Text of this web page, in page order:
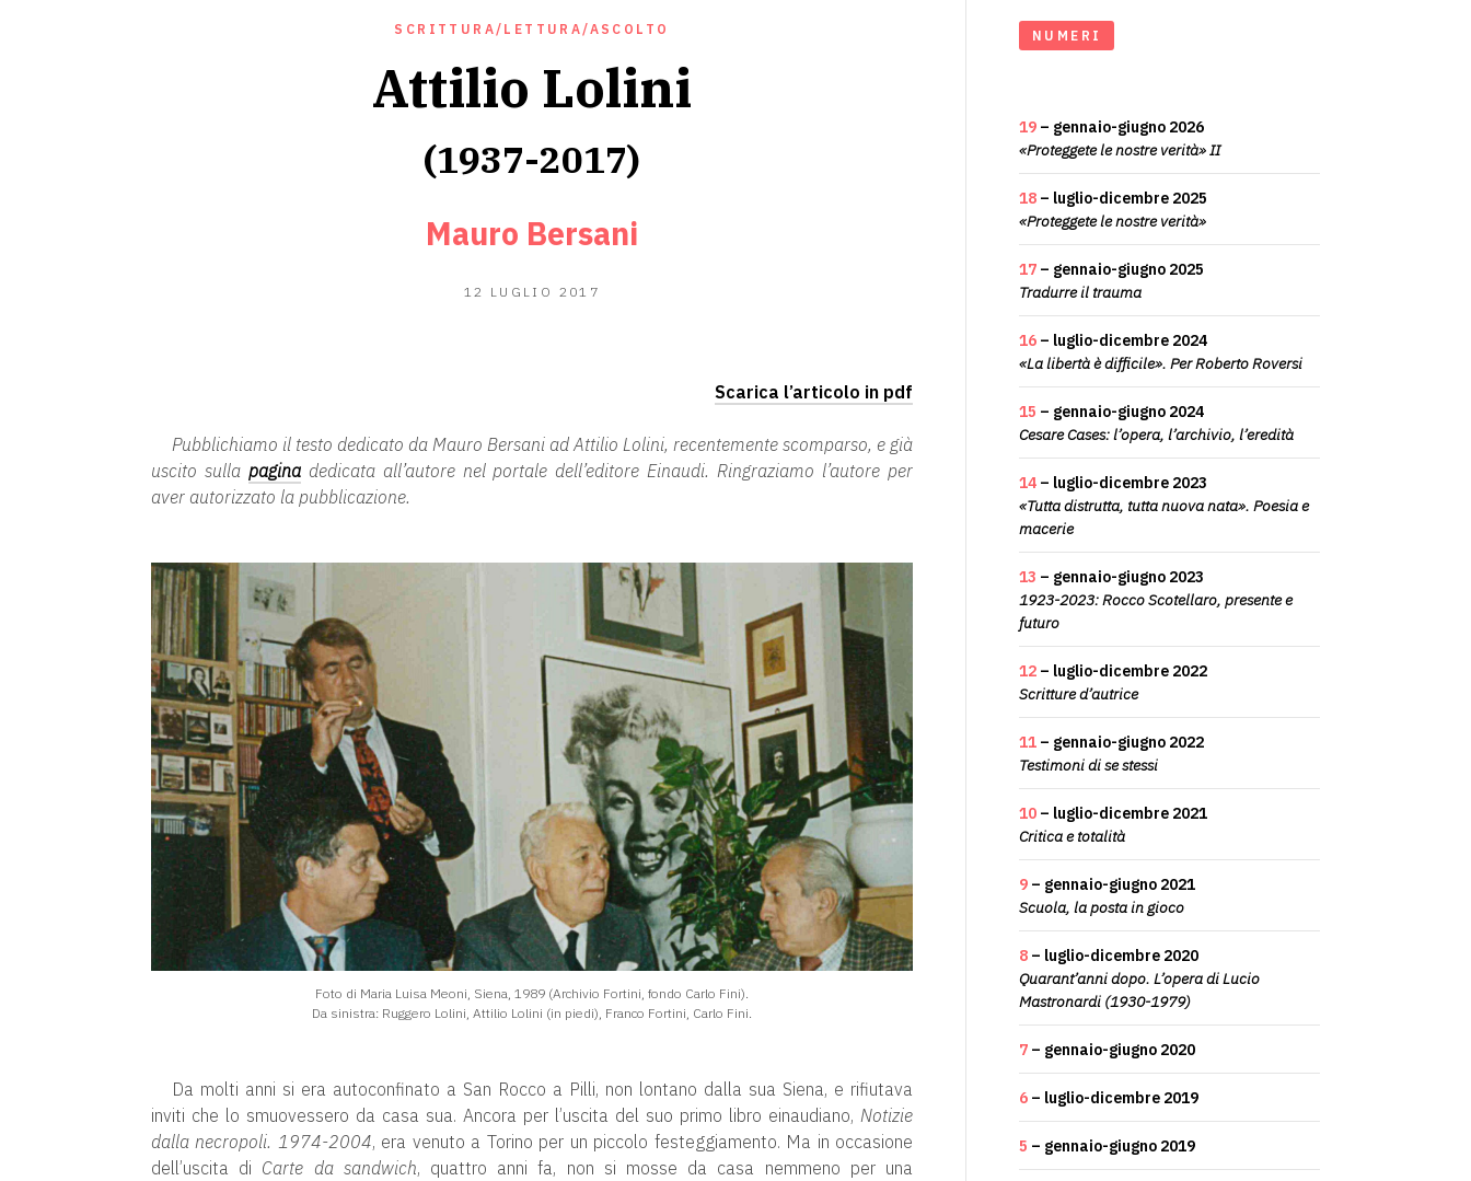
SCRITTURA/LETTURA/ASCOLTO
Attilio Lolini
(1937-2017)
Mauro Bersani
12 LUGLIO 2017
Scarica l’articolo in pdf
Pubblichiamo il testo dedicato da Mauro Bersani ad Attilio Lolini, recentemente scomparso, e già
uscito sulla paginadedicata all’autore nel portale dell’editore Einaudi. Ringraziamo l’autore per
aver autorizzato la pubblicazione.
Foto di Maria Luisa Meoni, Siena, 1989 (Archivio Fortini, fondo Carlo Fini).
Da sinistra: Ruggero Lolini, Attilio Lolini (in piedi), Franco Fortini, Carlo Fini.
Da molti anni si era autoconfinato a San Rocco a Pilli, non lontano dalla sua Siena, e rifiutava
inviti che lo smuovessero da casa sua. Ancora per l’uscita del suo primo libro einaudiano, Notizie
dalla necropoli. 1974-2004, era venuto a Torino per un piccolo festeggiamento. Ma in occasione
dell’uscita di Carte da sandwich, quattro anni fa, non si mosse da casa nemmeno per una
NUMERI
19 – gennaio-giugno 2026
«Proteggete le nostre verità» II
18 – luglio-dicembre 2025
«Proteggete le nostre verità»
17 – gennaio-giugno 2025
Tradurre il trauma
16 – luglio-dicembre 2024
«La libertà è difficile». Per Roberto Roversi
15 – gennaio-giugno 2024
Cesare Cases: l’opera, l’archivio, l’eredità
14 – luglio-dicembre 2023
«Tutta distrutta, tutta nuova nata». Poesia e
macerie
13 – gennaio-giugno 2023
1923-2023: Rocco Scotellaro, presente e
futuro
12 – luglio-dicembre 2022
Scritture d’autrice
11 – gennaio-giugno 2022
Testimoni di se stessi
10 – luglio-dicembre 2021
Critica e totalità
9 – gennaio-giugno 2021
Scuola, la posta in gioco
8 – luglio-dicembre 2020
Quarant’anni dopo. L’opera di Lucio
Mastronardi (1930-1979)
7 – gennaio-giugno 2020
6 – luglio-dicembre 2019
5 – gennaio-giugno 2019